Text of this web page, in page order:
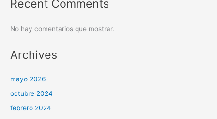
Recent Comments
No hay comentarios que mostrar.
Archives
mayo 2026
octubre 2024
febrero 2024